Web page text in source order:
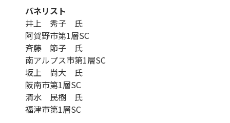
パネリスト
井上 秀子 氏
阿賀野市第1層SC
斉藤 節子 氏
南アルプス市第1層SC
坂上 尚大 氏
阪南市第1層SC
清水 民樹 氏
福津市第1層SC